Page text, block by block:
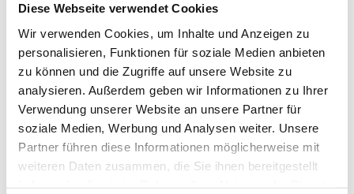
Diese Webseite verwendet Cookies
Wir verwenden Cookies, um Inhalte und Anzeigen zu
personalisieren, Funktionen für soziale Medien anbieten
zu können und die Zugriffe auf unsere Website zu
analysieren. Außerdem geben wir Informationen zu Ihrer
Verwendung unserer Website an unsere Partner für
soziale Medien, Werbung und Analysen weiter. Unsere
Partner führen diese Informationen möglicherweise mit
weiteren Daten zusammen, die Sie ihnen bereitgestellt
Projektpartner:
LEADPARTNER: IZ – Verein zur Förderung von
Vielfalt, Dialog und Bildung
Dokumentationsarchiv des österreichischen
Widerstandes (DÖW)
Land Burgenland, Abteilung 7 – Bildung, Kultur